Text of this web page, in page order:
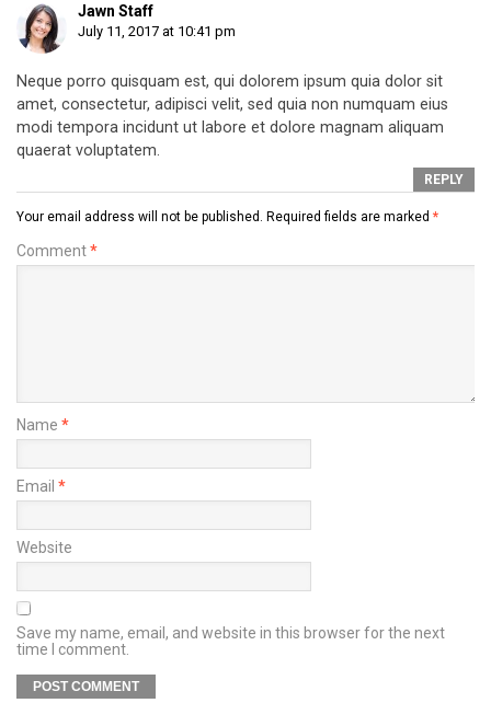
Jawn Staff
July 11, 2017 at 10:41 pm
Neque porro quisquam est, qui dolorem ipsum quia dolor sit
amet, consectetur, adipisci velit, sed quia non numquam eius
modi tempora incidunt ut labore et dolore magnam aliquam
quaerat voluptatem.
REPLY
Your email address will not be published. Required fields are marked *
Comment*
Name *
Email *
Website
Save my name, email, and website in this browser for the next
time I comment.